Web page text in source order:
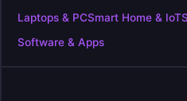
Laptops & PCSmart Home & IoT
Software & Apps